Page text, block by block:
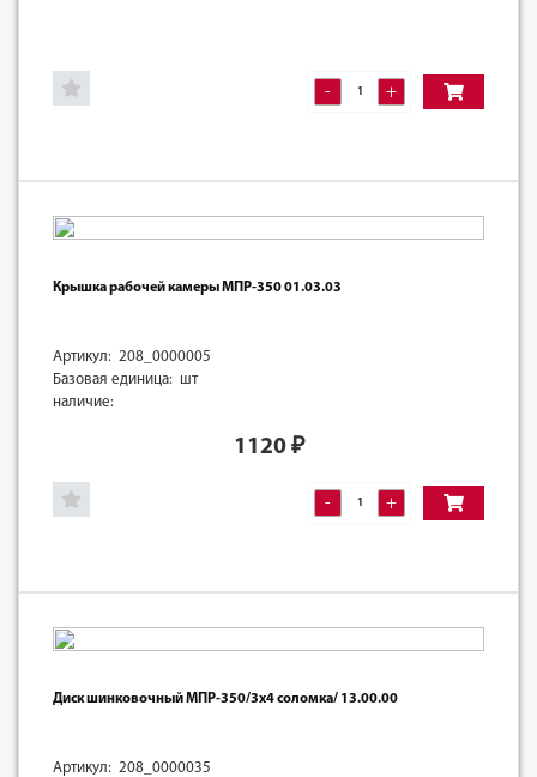
- +
Крышка рабочей камеры МПР-350 01.03.03
Артикул: 208_0000005
Базовая единица: шт
наличие:
1120₽
- +
Диск шинковочный МПР-350/3х4 соломка/ 13.00.00
Артикул: 208_0000035